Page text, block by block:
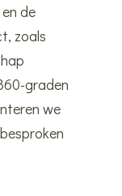
de
zoals
graden
we